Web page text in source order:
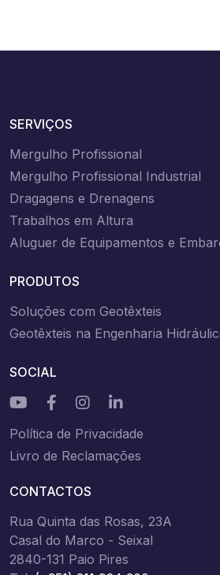
SERVIÇOS
Mergulho Profissional
Mergulho Profissional Industrial
Dragagens e Drenagens
Trabalhos em Altura
Aluguer de Equipamentos e
PRODUTOS
Soluções com Geotêxteis
Geotêxteis na Engenharia
SOCIAL
Política de Privacidade
Livro de Reclamações
CONTACTOS
Rua Quinta das Rosas, 23A
Casal do Marco - Seixal
2840-131 Paio Pires